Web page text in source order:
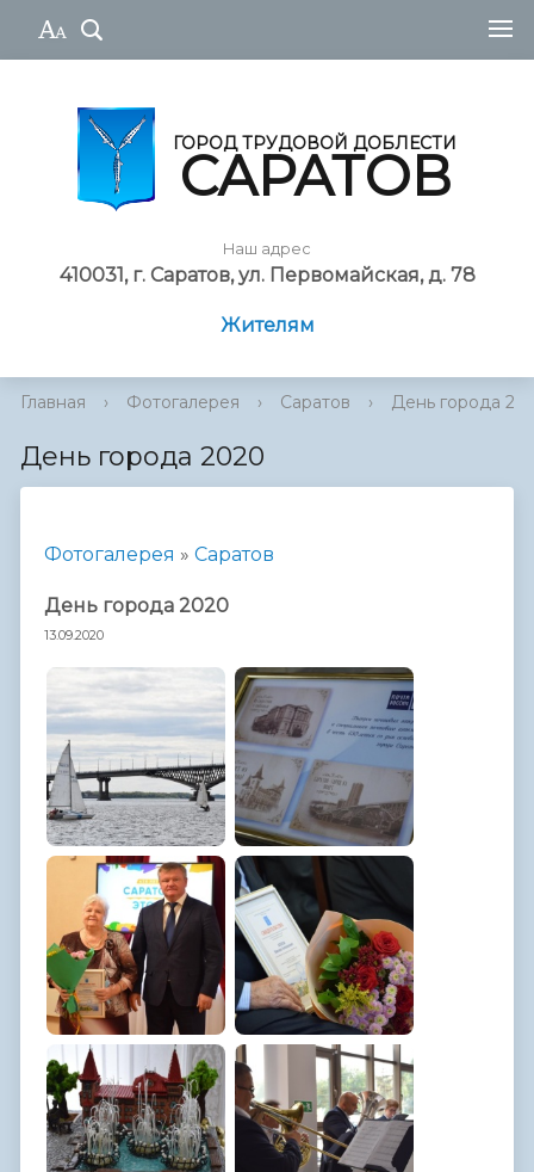
ГОРОД ТРУДОВОЙ ДОБЛЕСТИ
САРАТОВ
Наш адрес
410031, г. Саратов, ул. Первомайская, д. 78
Жителям
Главная › Фотогалерея › Саратов › День города
День города 2020
Фотогалерея » Саратов
День города 2020
13.09.2020